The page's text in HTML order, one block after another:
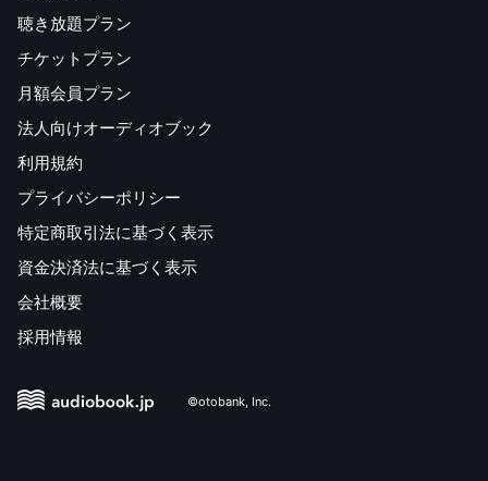
聴き放題プラン
チケットプラン
月額会員プラン
法人向けオーディオブック
利用規約
プライバシーポリシー
特定商取引法に基づく表示
資金決済法に基づく表示
会社概要
採用情報
©otobank, Inc.